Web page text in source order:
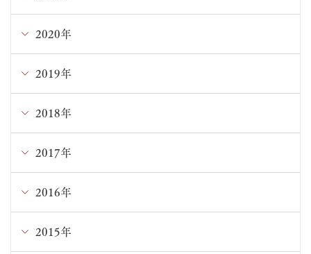
3月
8月
7月
9月
8月
7月
10月
9月
8月
7月
11月
10月
9月
8月
5月
12月
11月
10月
9月
8月
6月
2020年
12月
11月
10月
9月
8月
2019年
12月
11月
10月
9月
2018年
12月
11月
10月
2017年
12月
11月
2016年
12月
2015年